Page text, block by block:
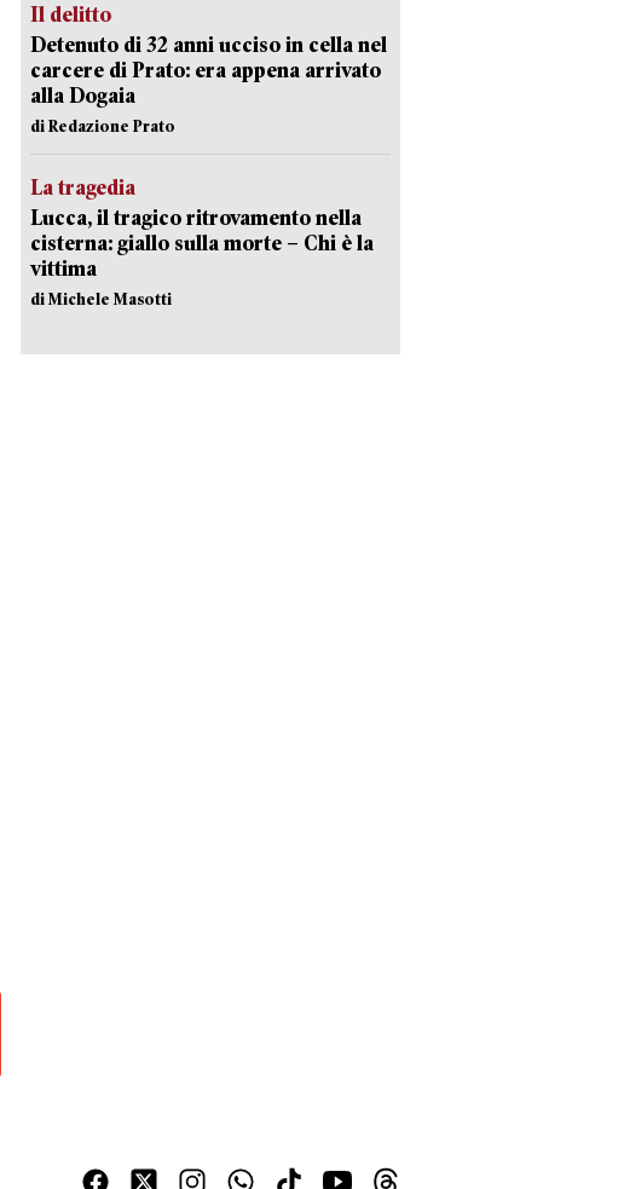
Il delitto
Detenuto di 32 anni ucciso in cella nel
carcere di Prato: era appena arrivato
alla Dogaia
di Redazione Prato
La tragedia
Lucca, il tragico ritrovamento nella
cisterna: giallo sulla morte – Chi è la
vittima
di Michele Masotti